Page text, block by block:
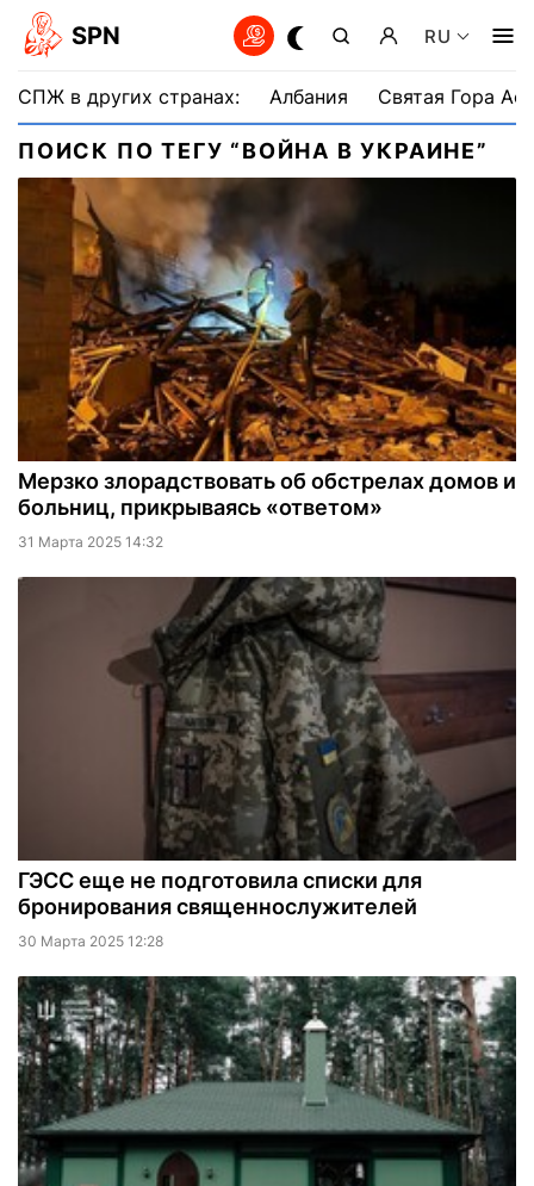
SPN RU
СПЖ в других странах: Албания Святая Гора
ПОИСК ПО ТЕГУ “ВОЙНА В УКРАИНЕ”
Мерзко злорадствовать об обстрелах домов и
больниц, прикрываясь «ответом»
31 Марта 2025 14:32
ГЭСС еще не подготовила списки для
бронирования священнослужителей
30 Марта 2025 12:28